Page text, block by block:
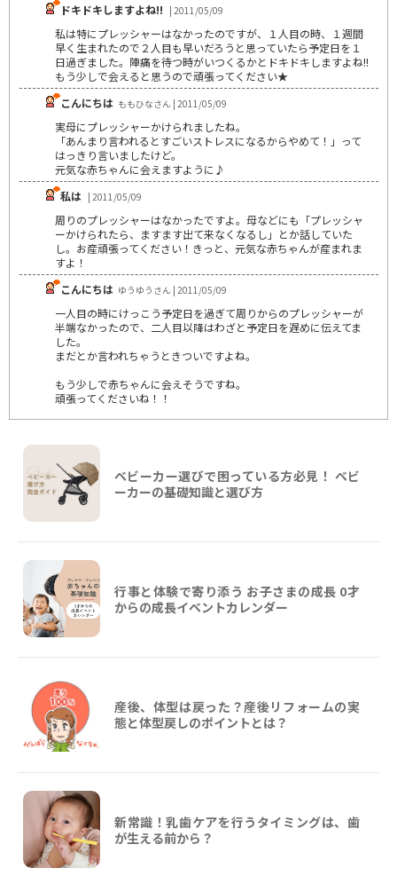
ドキドキしますよね!! | 2011/05/09
私は特にプレッシャーはなかったのですが、１人目の時、１週間
早く生まれたので２人目も早いだろうと思っていたら予定日を１
日過ぎました。陣痛を待つ時がいつくるかとドキドキしますよね!!
もう少しで会えると思うので頑張ってください★
こんにちは ももひなさん | 2011/05/09
実母にプレッシャーかけられましたね。
「あんまり言われるとすごいストレスになるからやめて！」って
はっきり言いましたけど。
元気な赤ちゃんに会えますように♪
私は | 2011/05/09
周りのプレッシャーはなかったですよ。母などにも「プレッシャ
ーかけられたら、ますます出て来なくなるし」とか話していた
し。お産頑張ってください！きっと、元気な赤ちゃんが産まれま
すよ！
こんにちは ゆうゆうさん | 2011/05/09
一人目の時にけっこう予定日を過ぎて周りからのプレッシャーが
半端なかったので、二人目以降はわざと予定日を遅めに伝えてま
した。
まだとか言われちゃうときついですよね。
もう少しで赤ちゃんに会えそうですね。
頑張ってくださいね！！
ベビーカー選びで困っている方必見！ ベビ
ーカーの基礎知識と選び方
行事と体験で寄り添う お子さまの成長 0才
からの成長イベントカレンダー
産後、体型は戻った？産後リフォームの実
態と体型戻しのポイントとは？
新常識！乳歯ケアを行うタイミングは、歯
が生える前から？